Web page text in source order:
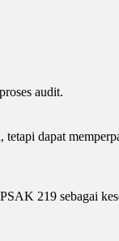
audit.
dapat
219 sebagai